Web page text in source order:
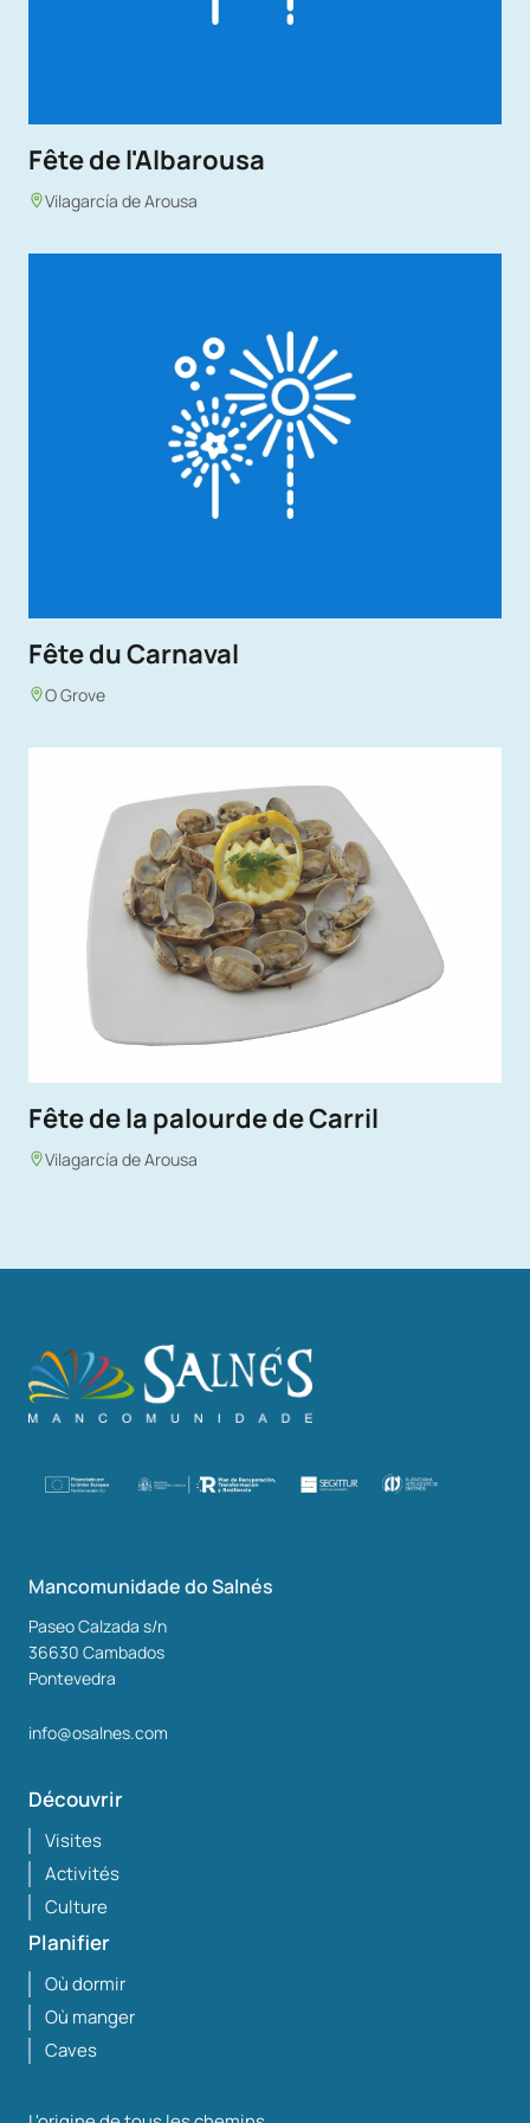
Fête de l'Albarousa
Vilagarcía de Arousa
Fête du Carnaval
O Grove
Fête de la palourde de Carril
Vilagarcía de Arousa
Mancomunidade do Salnés
Paseo Calzada s/n
36630 Cambados
Pontevedra
info@osalnes.com
Découvrir
Visites
Activités
Culture
Planifier
Où dormir
Où manger
Caves